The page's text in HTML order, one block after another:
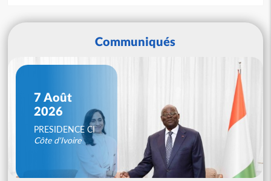
Communiqués
7 Août
2026
PRESIDENCE CI
Côte d'Ivoire